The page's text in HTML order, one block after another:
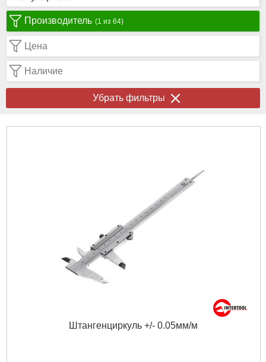
Производитель (1 из 64)
Цена
Наличие
Убрать фильтры
Штангенциркуль +/- 0.05мм/м